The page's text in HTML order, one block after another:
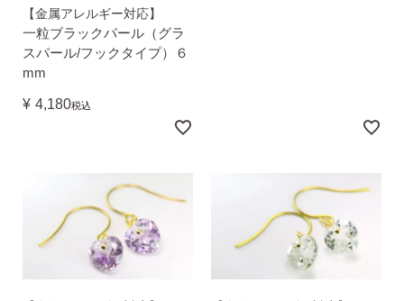
安心サポート
1）
このBOOKなら、
ピアス初心者さんの素朴な疑問を解消です
ピアスホールアドバイザーによる、相談実績
約8,000件！
10日間返品保証
チタン純度99.5%、素材に自信あり！もしもお
【金属アレルギー対応】
一粒ブラックパール（グラ
スパール/フックタイプ）６
mm
¥ 4,180税込